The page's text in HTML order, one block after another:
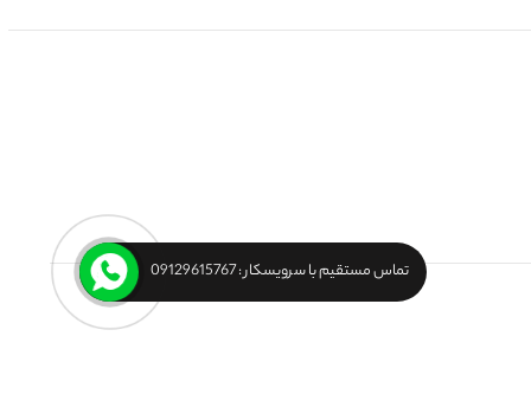
تماس مستقیم با سرویسکار : 09129615767